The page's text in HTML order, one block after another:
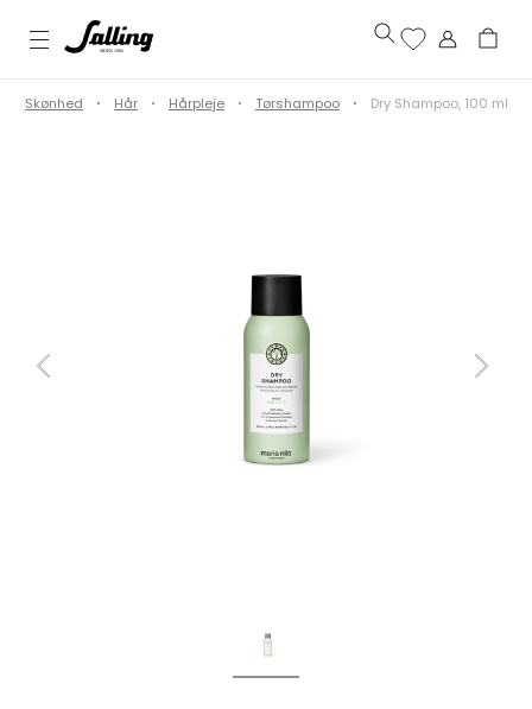
Skønhed Hår Hårpleje Tørshampoo Dry Shampoo, 100 ml